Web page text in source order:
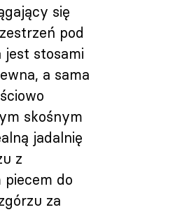
się
pod
jest stosami
a sama
skośnym
jadalnię
z
do
za